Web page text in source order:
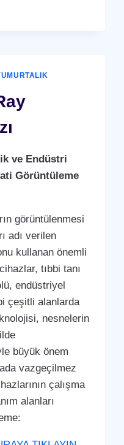
ve Endüstri
Görüntüleme
görüntülenmesi
adı verilen
kullanan önemli
tıbbi tanı
endüstriyel
çeşitli alanlarda
nesnelerin
büyük önem
vazgeçilmez
çalışma
alanları